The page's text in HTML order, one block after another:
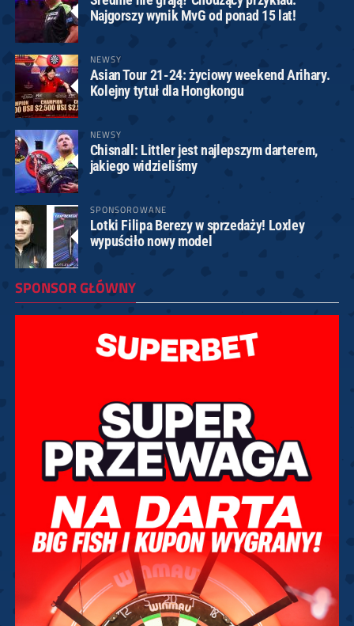
Najgorszy wynik MvG od ponad 15 lat!
NEWSY
Asian Tour 21-24: życiowy weekend Arihary.
Kolejny tytuł dla Hongkongu
NEWSY
Chisnall: Littler jest najlepszym darterem,
jakiego widzieliśmy
SPONSOROWANE
Lotki Filipa Berezy w sprzedaży! Loxley
wypuściło nowy model
SPONSOR GŁÓWNY